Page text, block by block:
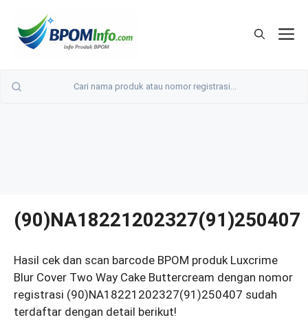
(90)NA18221202327(91)250407
Hasil cek dan scan barcode BPOM produk Luxcrime
Blur Cover Two Way Cake Buttercream dengan nomor
registrasi (90)NA18221202327(91)250407 sudah
terdaftar dengan detail berikut!